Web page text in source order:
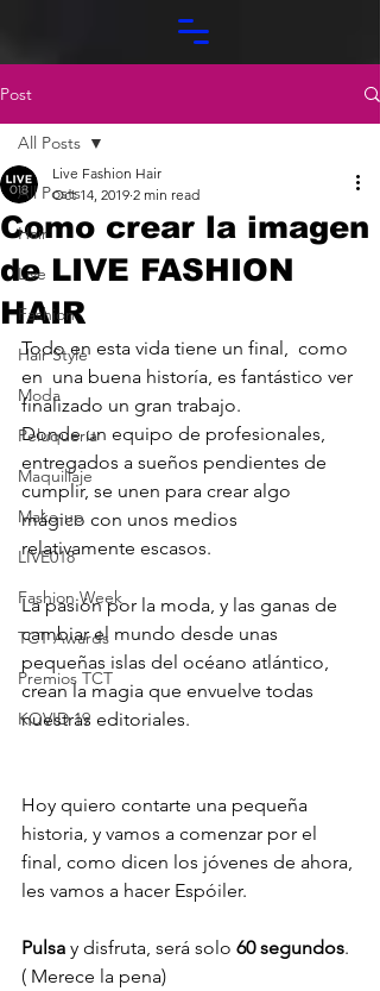
Post
All Posts
Hair
Live
Fashion
Hair Style
Moda
Peluquería
Maquillaje
Make-up
LIVE018
Fashion Week
TCT Awards
Premios TCT
KOVID 19
All Posts
Como crear la imagen
de LIVE FASHION
HAIR
Live Fashion Hair
Oct 14, 2019 2 min read
Todo en esta vida tiene un final,  como
en  una buena historía, es fantástico ver
finalizado un gran trabajo.
Donde un equipo de profesionales,
entregados a sueños pendientes de
cumplir, se unen para crear algo
mágico con unos medios
relativamente escasos.
La pasión por la moda, y las ganas de
cambiar el mundo desde unas
pequeñas islas del océano atlántico,
crean la magia que envuelve todas
nuestras editoriales.
Hoy quiero contarte una pequeña
historia, y vamos a comenzar por el
final, como dicen los jóvenes de ahora,
les vamos a hacer Espóiler.
Pulsa y disfruta, será solo 60 segundos.
( Merece la pena)